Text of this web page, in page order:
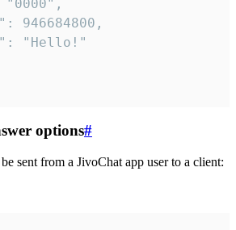
options#
sent from a JivoChat app user to a client: